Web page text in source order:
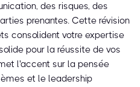
des risques, des
prenantes. Cette révision
consolident votre expertise
pour la réussite de vos
l'accent sur la pensée
et le leadership